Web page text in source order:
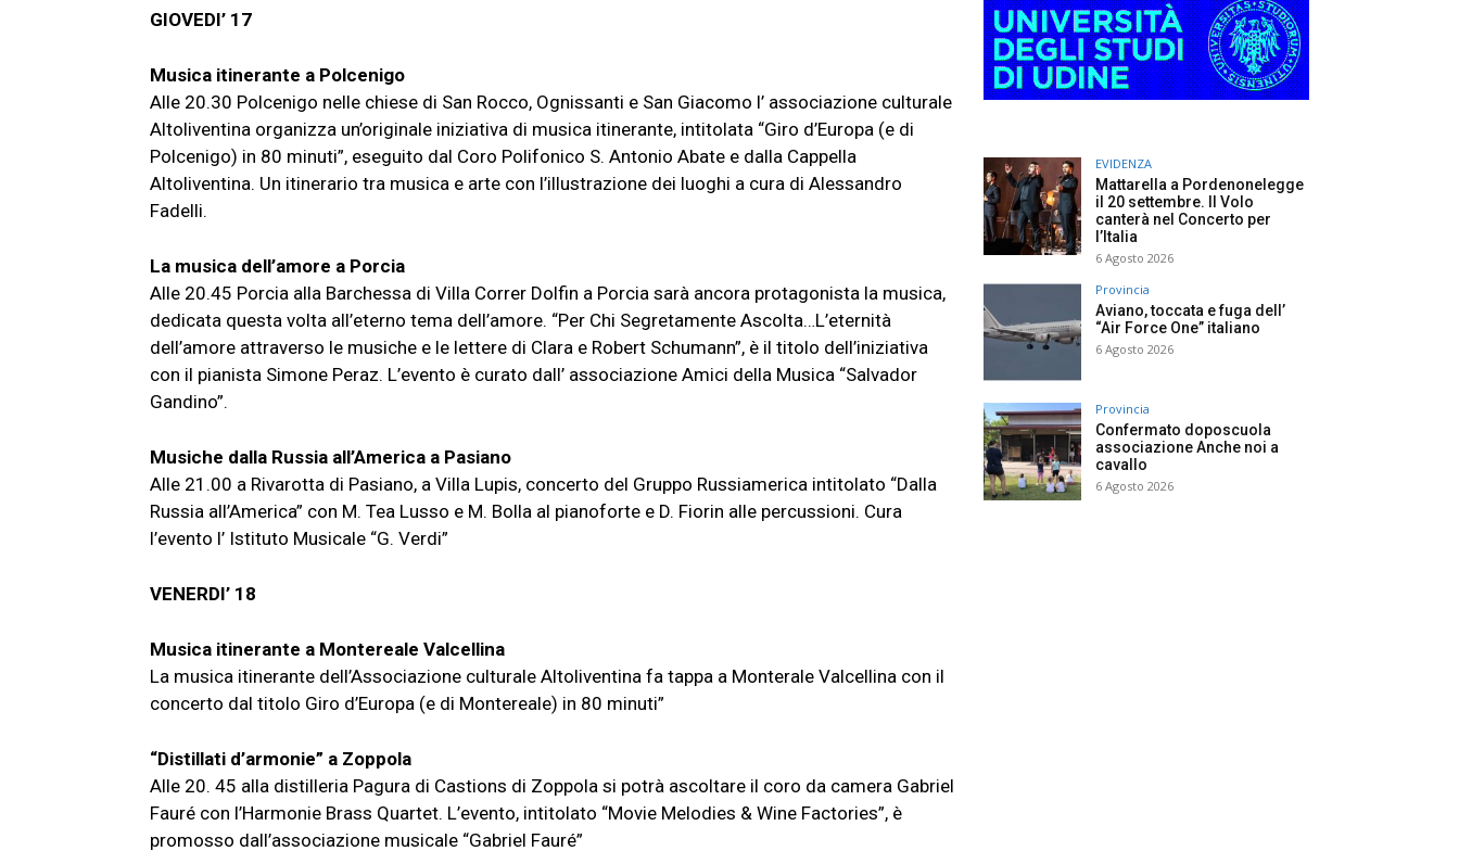
GIOVEDI’ 17
Musica itinerante a Polcenigo
Alle 20.30 Polcenigo nelle chiese di San Rocco, Ognissanti e San Giacomo l’ associazione culturale
Altoliventina organizza un’originale iniziativa di musica itinerante, intitolata “Giro d’Europa (e di
Polcenigo) in 80 minuti”, eseguito dal Coro Polifonico S. Antonio Abate e dalla Cappella
Altoliventina. Un itinerario tra musica e arte con l’illustrazione dei luoghi a cura di Alessandro
Fadelli.
La musica dell’amore a Porcia
Alle 20.45 Porcia alla Barchessa di Villa Correr Dolfin a Porcia sarà ancora protagonista la musica,
dedicata questa volta all’eterno tema dell’amore. “Per Chi Segretamente Ascolta…L’eternità
dell’amore attraverso le musiche e le lettere di Clara e Robert Schumann”, è il titolo dell’iniziativa
con il pianista Simone Peraz. L’evento è curato dall’ associazione Amici della Musica “Salvador
Gandino”.
Musiche dalla Russia all’America a Pasiano
Alle 21.00 a Rivarotta di Pasiano, a Villa Lupis, concerto del Gruppo Russiamerica intitolato “Dalla
Russia all’America” con M. Tea Lusso e M. Bolla al pianoforte e D. Fiorin alle percussioni. Cura
l’evento l’ Istituto Musicale “G. Verdi”
VENERDI’ 18
Musica itinerante a Montereale Valcellina
La musica itinerante dell’Associazione culturale Altoliventina fa tappa a Monterale Valcellina con il
concerto dal titolo Giro d’Europa (e di Montereale) in 80 minuti”
“Distillati d’armonie” a Zoppola
Alle 20. 45 alla distilleria Pagura di Castions di Zoppola si potrà ascoltare il coro da camera Gabriel
Fauré con l’Harmonie Brass Quartet. L’evento, intitolato “Movie Melodies & Wine Factories”, è
promosso dall’associazione musicale “Gabriel Fauré”
EVIDENZA
Mattarella a Pordenonelegge
il 20 settembre. Il Volo
canterà nel Concerto per
l’Italia
6 Agosto 2026
Provincia
Aviano, toccata e fuga dell’
“Air Force One” italiano
6 Agosto 2026
Provincia
Confermato doposcuola
associazione Anche noi a
cavallo
6 Agosto 2026